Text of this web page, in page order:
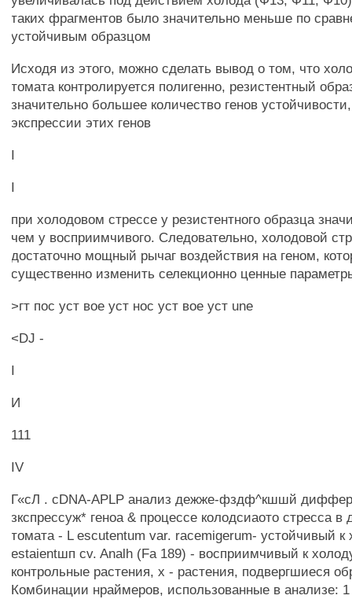
таких фрагментов было значительно меньше по
устойчивым образцом
Исходя из этого, можно сделать вывод о том, что
томата контролируется полигенно, резистентный
значительно большее количество генов
экспрессии этих генов
I
I
при холодовом стрессе у резистентного образца
чем у восприимчивого. Следовательно, холодовой
достаточно мощный рычаг воздействия на геном,
существенно изменить селекционно ценные
>гт пос уст вое уст нос уст вое уст une
<DJ -
I
И
111
IV
Г«сЛ . cDNA-APLP анализ дежже-фздф^кшшй
зкспрессуж* геноа & процессе колодсиаото стресса в
томата - L escutentum var. racemigerum- устойчивый к
estaientшп cv. Analh (Fa 189) - восприимчивый к
контрольные растения, х - растения, подвергшиеся
Комбинации нраймеров, использованные в анализе: